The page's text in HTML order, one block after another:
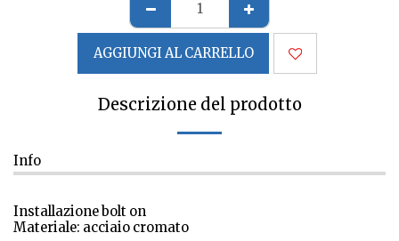
AGGIUNGI AL CARRELLO
Descrizione del prodotto
Info
Installazione bolt on
Materiale: acciaio cromato